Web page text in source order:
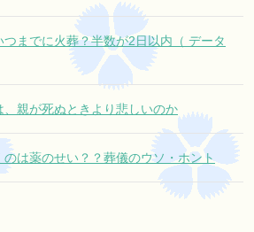
までに火葬？半数が2日以内（ データ
親が死ぬときより悲しいのか
は薬のせい？？葬儀のウソ・ホント